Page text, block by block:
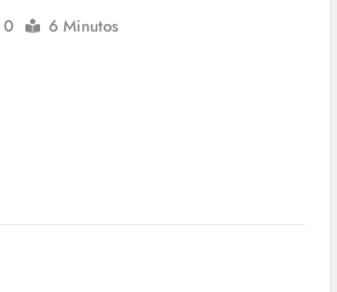
0
6 Minutos